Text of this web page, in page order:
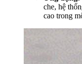
che, hệ
cao trong